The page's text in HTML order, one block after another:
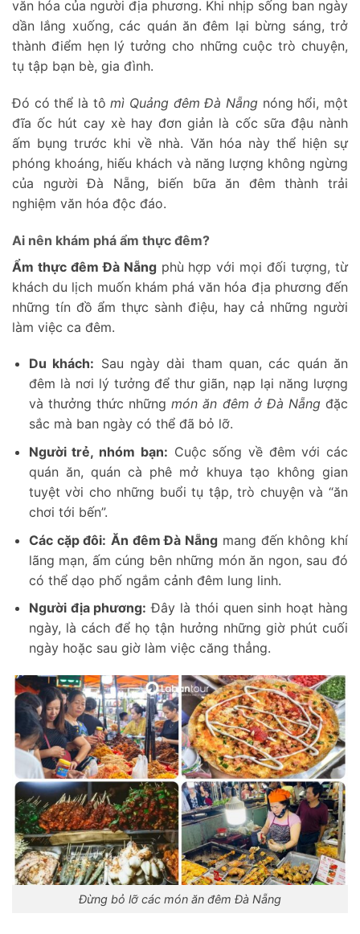
văn hóa của người địa phương. Khi nhịp sống ban ngày
dần lắng xuống, các quán ăn đêm lại bừng sáng, trở
thành điểm hẹn lý tưởng cho những cuộc trò chuyện,
tụ tập bạn bè, gia đình.
Đó có thể là tô mì Quảng đêm Đà Nẵng nóng hổi, một
đĩa ốc hút cay xè hay đơn giản là cốc sữa đậu nành
ấm bụng trước khi về nhà. Văn hóa này thể hiện sự
phóng khoáng, hiếu khách và năng lượng không ngừng
của người Đà Nẵng, biến bữa ăn đêm thành trải
nghiệm văn hóa độc đáo.
Ai nên khám phá ẩm thực đêm?
Ẩm thực đêm Đà Nẵngphù hợp với mọi đối tượng, từ
khách du lịch muốn khám phá văn hóa địa phương đến
những tín đồ ẩm thực sành điệu, hay cả những người
làm việc ca đêm.
Du khách: Sau ngày dài tham quan, các quán ăn
đêm là nơi lý tưởng để thư giãn, nạp lại năng lượng
và thưởng thức nhữngmón ăn đêm ở Đà Nẵng đặc
sắc mà ban ngày có thể đã bỏ lỡ.
Người trẻ, nhóm bạn: Cuộc sống về đêm với các
quán ăn, quán cà phê mở khuya tạo không gian
tuyệt vời cho những buổi tụ tập, trò chuyện và “ăn
chơi tới bến”.
Các cặp đôi: Ăn đêm Đà Nẵng mang đến không khí
lãng mạn, ấm cúng bên những món ăn ngon, sau đó
có thể dạo phố ngắm cảnh đêm lung linh.
Người địa phương: Đây là thói quen sinh hoạt hàng
ngày, là cách để họ tận hưởng những giờ phút cuối
ngày hoặc sau giờ làm việc căng thẳng.
Đừng bỏ lỡ các món ăn đêm Đà Nẵng